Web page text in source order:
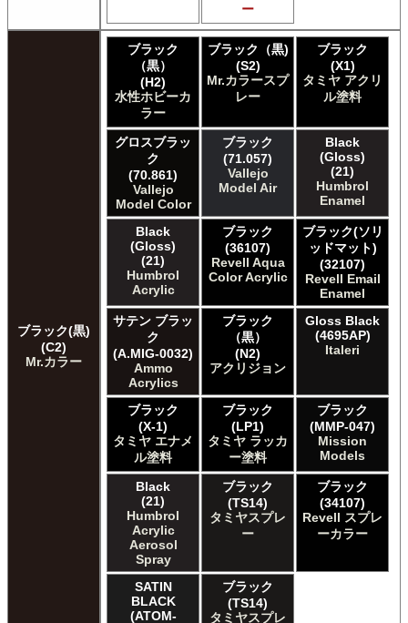
Games Workshop Limited 先Citadel カラー
HATAKA HOBBY Hataka
Humbrol - Hornby Hobbies Humbrol Acrylic
Humbrol of Hornby Hobbies Humbrol Enamel
ICM ICM Paints
Italeri Italeri
Lifecolor Lifecolor
Meng Meng Color
Mig Jimenez Ammo Acrylics
Mig Jimenez Atom
Mission Models Mission Models
Mr. Paint MRP Mr Paint Products
Repear Miniatures Master Series
Revell of Germany Revell Aqua Color Acrylic
Revell of Germany Revell Email Enamel
Revell of Germany Revell スプレーカラー
Testors of Rust-Oleum Group Testors Model Master
Acrylic
Testors of Rust-Oleum Group Testors Model Master
The Army Painter Army Painter
The Army Painter Speedpaint
The Army Painter Warpaints Air
The Army Painter Warpaints Fanatic
The Scale Modellers Supply Master Series Paints Bones
The Scale Modellers Supply SMS
Xtracolor Xtracolor
ガイアノーツ ガイア エナメル カラー
ガイアノーツ ガイアカラー
タミヤ タミヤ アクリル塗料
タミヤ タミヤ アクリル塗料 (フラット)
タミヤ タミヤ エアーモデルスプレー
ー
ブラック(黒)
(C2)
Mr.カラー
ブラック
（黒）
(H2)
水性ホビーカ
ラー
ブラック（黒)
(S2)
Mr.カラースプ
レー
ブラック
(X1)
タミヤ アクリ
ル塗料
グロスブラッ
ク
(70.861)
Vallejo
Model Color
ブラック
(71.057)
Vallejo
Model Air
Black
(Gloss)
(21)
Humbrol
Enamel
Black
(Gloss)
(21)
Humbrol
Acrylic
ブラック
(36107)
Revell Aqua
Color Acrylic
ブラック(ソリ
ッドマット)
(32107)
Revell Email
Enamel
サテン ブラッ
ク
(A.MIG-0032)
Ammo
Acrylics
ブラック
（黒）
(N2)
アクリジョン
Gloss Black
(4695AP)
Italeri
ブラック
(X-1)
タミヤ エナメ
ル塗料
ブラック
(LP1)
タミヤ ラッカ
ー塗料
ブラック
(MMP-047)
Mission
Models
Black
(21)
Humbrol
Acrylic
Aerosol
Spray
ブラック
(TS14)
タミヤスプレ
ー
ブラック
(34107)
Revell スプレ
ーカラー
SATIN
BLACK
(ATOM-
ブラック
(TS14)
タミヤスプレ